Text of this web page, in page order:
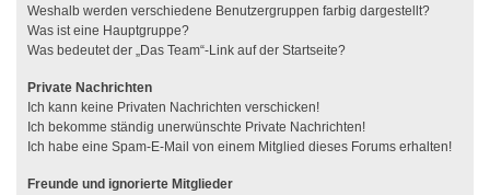
Weshalb werden verschiedene Benutzergruppen farbig dargestellt?
Was ist eine Hauptgruppe?
Was bedeutet der „Das Team“-Link auf der Startseite?
Private Nachrichten
Ich kann keine Privaten Nachrichten verschicken!
Ich bekomme ständig unerwünschte Private Nachrichten!
Ich habe eine Spam-E-Mail von einem Mitglied dieses Forums erhalten!
Freunde und ignorierte Mitglieder